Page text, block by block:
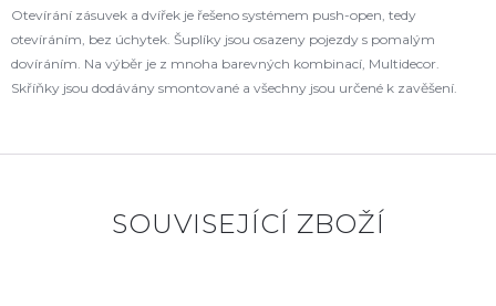
Otevírání zásuvek a dvířek je řešeno systémem push-open, tedy
otevíráním, bez úchytek. Šuplíky jsou osazeny pojezdy s pomalým
dovíráním. Na výběr je z mnoha barevných kombinací, Multidecor.
Skříňky jsou dodávány smontované a všechny jsou určené k zavěšení.
SOUVISEJÍCÍ ZBOŽÍ